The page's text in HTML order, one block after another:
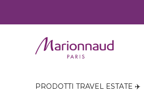
PRODOTTI TRAVEL ESTATE ✈️